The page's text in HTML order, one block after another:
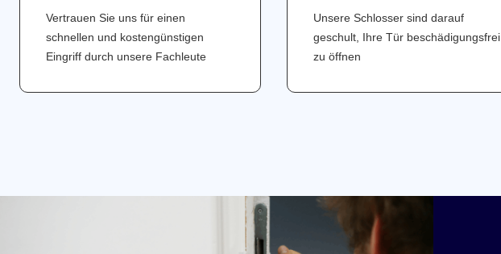
Vertrauen Sie uns für einen
schnellen und kostengünstigen
Eingriff durch unsere Fachleute
Unsere Schlosser sind darauf
geschult, Ihre Tür beschädigungsfrei
zu öffnen